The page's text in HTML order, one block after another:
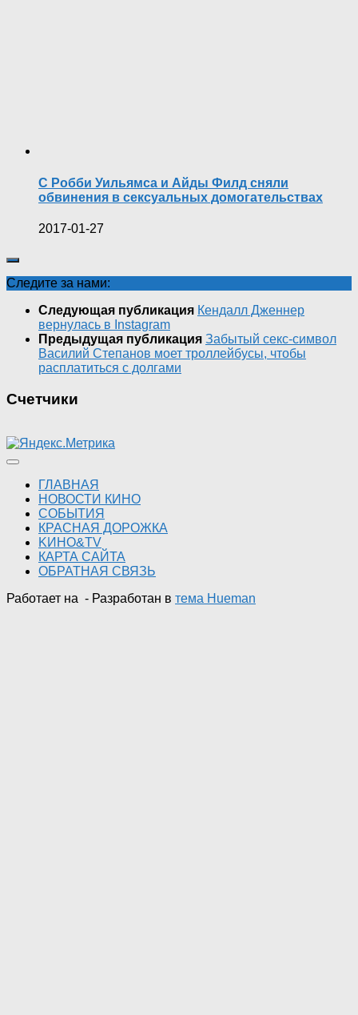
С Робби Уильямса и Айды Филд сняли
обвинения в сексуальных домогательствах
2017-01-27
Следите за нами:
Следующая публикация Кендалл Дженнер
вернулась в Instagram
Предыдущая публикация Забытый секс-символ
Василий Степанов моет троллейбусы, чтобы
расплатиться с долгами
Счетчики
ГЛАВНАЯ
НОВОСТИ КИНО
СОБЫТИЯ
КРАСНАЯ ДОРОЖКА
KИНО&TV
КАРТА САЙТА
ОБРАТНАЯ СВЯЗЬ
Работает на - Разработан в тема Hueman